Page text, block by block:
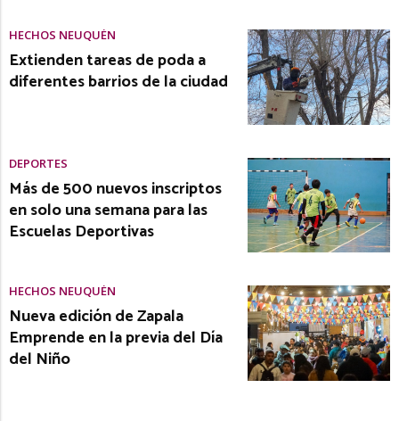
HECHOS NEUQUÉN
Extienden tareas de poda a
diferentes barrios de la ciudad
DEPORTES
Más de 500 nuevos inscriptos
en solo una semana para las
Escuelas Deportivas
HECHOS NEUQUÉN
Nueva edición de Zapala
Emprende en la previa del Día
del Niño